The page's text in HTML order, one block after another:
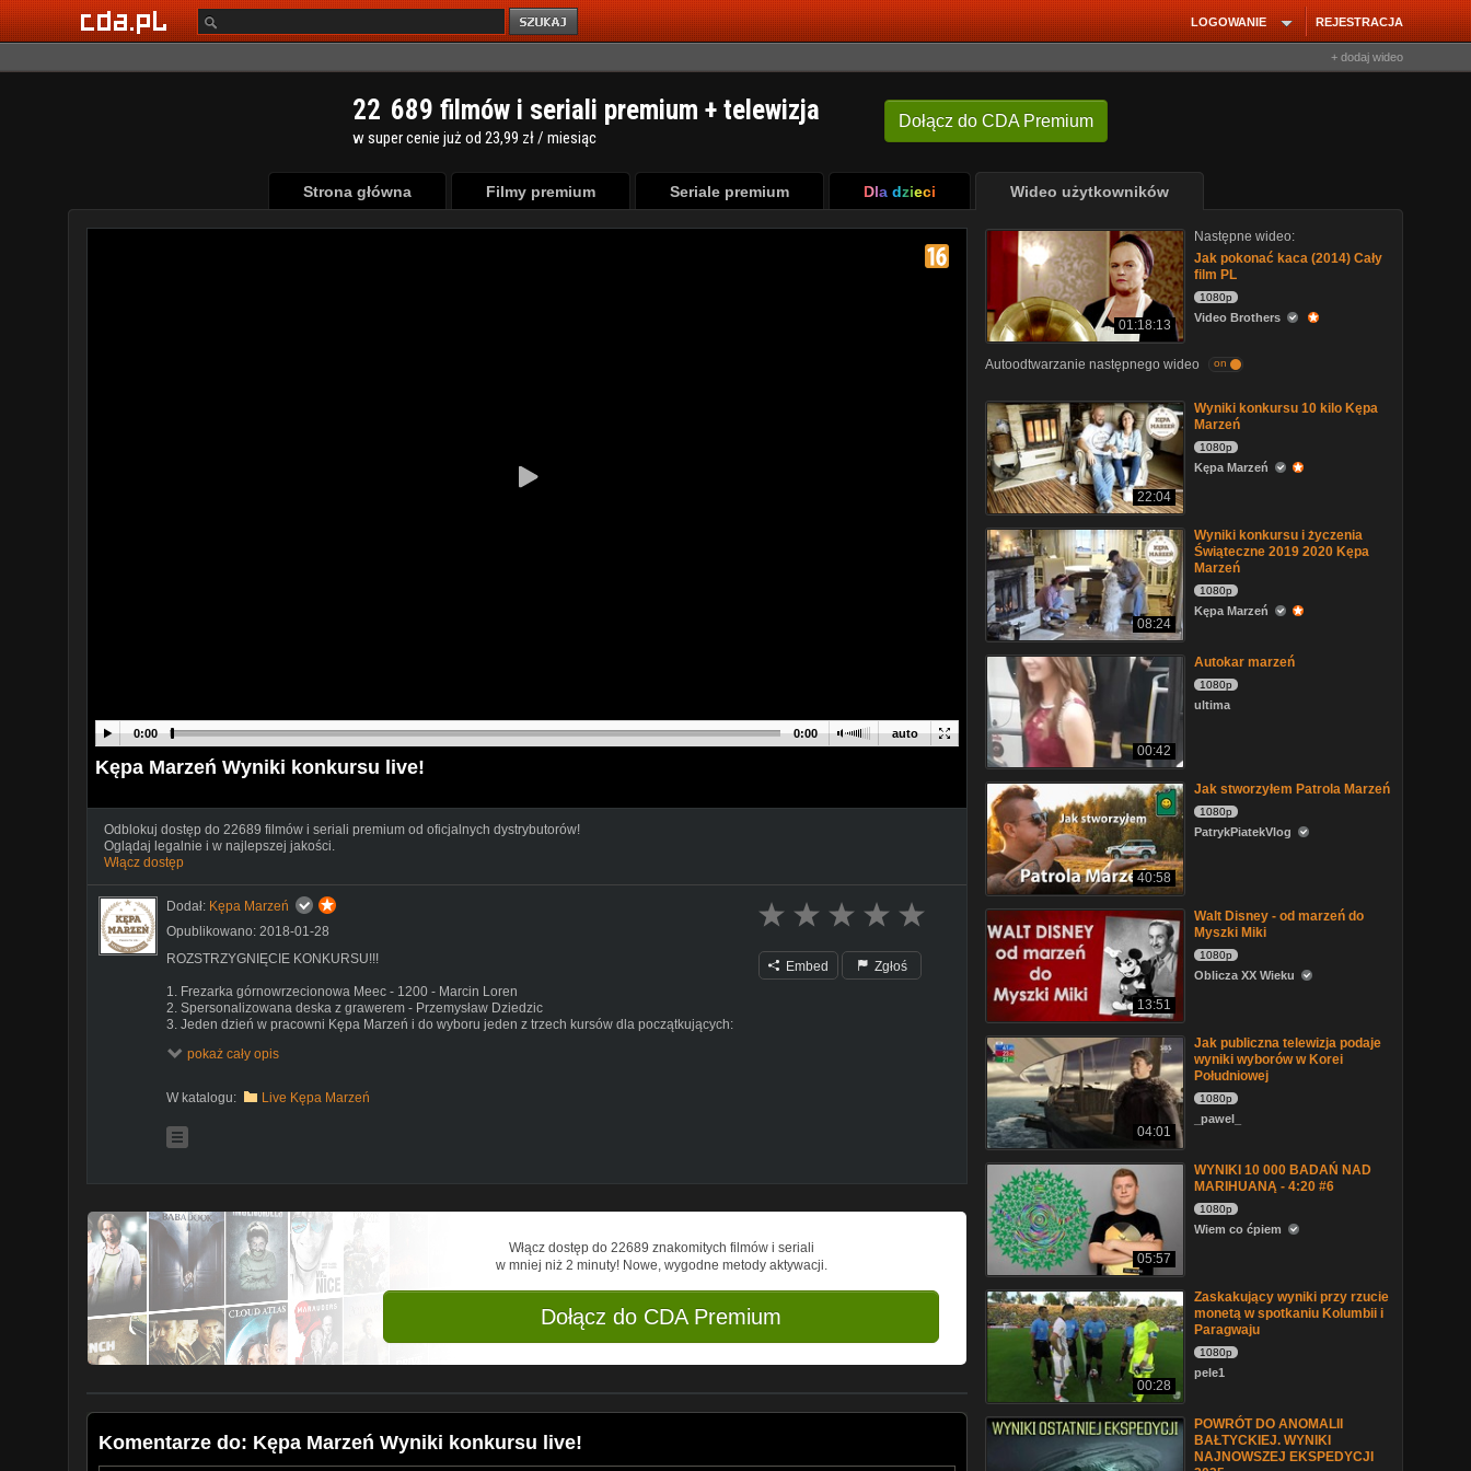
REJESTRACJA
LOGOWANIE
+ dodaj wideo
Dołącz do CDA Premium
22 689 filmów i seriali premium + telewizja
w super cenie już od 23,99 zł / miesiąc
Strona główna Filmy premium Seriale premium Dla dzieci Wideo użytkowników
auto
0:00 0:00
Kępa Marzeń Wyniki konkursu live!
Odblokuj dostęp do 22689 filmów i seriali premium od oficjalnych dystrybutorów!
Oglądaj legalnie i w najlepszej jakości.
Włącz dostęp
Dodał: Kępa Marzeń
Opublikowano: 2018-01-28
ROZSTRZYGNIĘCIE KONKURSU!!!
1. Frezarka górnowrzecionowa Meec - 1200 - Marcin Loren
2. Spersonalizowana deska z grawerem - Przemysław Dziedzic
3. Jeden dzień w pracowni Kępa Marzeń i do wyboru jeden z trzech kursów dla początkujących:
4. Nagrody pocieszenia - surowa deska - Michał Poniatowski
Kontakt:
https://www.facebook.com/kepamarzen/
kontakt@kepamarzen.pl
pokaż cały opis
W katalogu: Live Kępa Marzeń
Embed Zgłoś
Włącz dostęp do 22689 znakomitych filmów i seriali
w mniej niż 2 minuty! Nowe, wygodne metody aktywacji.
Dołącz do CDA Premium
Komentarze do: Kępa Marzeń Wyniki konkursu live!
01:18:13
Następne wideo:
Jak pokonać kaca (2014) Cały
film PL
1080p
Video Brothers
Autoodtwarzanie następnego wideo on
22:04
Wyniki konkursu 10 kilo Kępa
Marzeń
1080p
Kępa Marzeń
08:24
Wyniki konkursu i życzenia
Świąteczne 2019 2020 Kępa
Marzeń
1080p
Kępa Marzeń
00:42
Autokar marzeń
1080p
ultima
40:58
Jak stworzyłem Patrola Marzeń
1080p
PatrykPiatekVlog
13:51
Walt Disney - od marzeń do
Myszki Miki
1080p
Oblicza XX Wieku
04:01
Jak publiczna telewizja podaje
wyniki wyborów w Korei
Południowej
1080p
_pawel_
05:57
WYNIKI 10 000 BADAŃ NAD
MARIHUANĄ - 4:20 #6
1080p
Wiem co ćpiem
00:28
Zaskakujący wyniki przy rzucie
monetą w spotkaniu Kolumbii i
Paragwaju
1080p
pele1
POWRÓT DO ANOMALII
BAŁTYCKIEJ. WYNIKI
NAJNOWSZEJ EKSPEDYCJI